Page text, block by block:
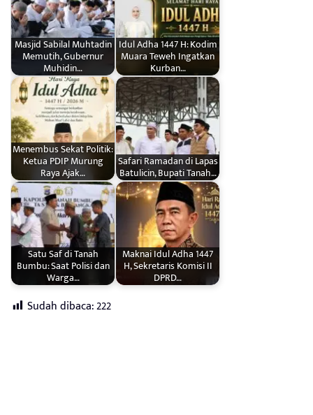
Masjid Sabilal Muhtadin
Memutih, Gubernur
Muhidin…
Idul Adha 1447 H: Kodim
Muara Teweh Ingatkan
Kurban…
Menembus Sekat Politik:
Ketua PDIP Murung
Raya Ajak…
Safari Ramadan di Lapas
Batulicin, Bupati Tanah…
Satu Saf di Tanah
Bumbu: Saat Polisi dan
Warga…
Maknai Idul Adha 1447
H, Sekretaris Komisi II
DPRD…
Sudah dibaca:222